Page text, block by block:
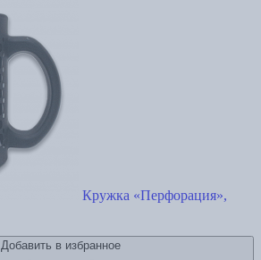
Кружка «Перфорация»,
Добавить в избранное